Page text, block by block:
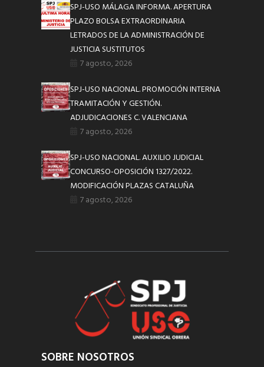
SPJ-USO MÁLAGA INFORMA. APERTURA
PLAZO BOLSA EXTRAORDINARIA
LETRADOS DE LA ADMINISTRACIÓN DE
JUSTICIA SUSTITUTOS
7 agosto, 2026
SPJ-USO NACIONAL. PROMOCIÓN INTERNA
TRAMITACIÓN Y GESTIÓN.
ADJUDICACIONES C. VALENCIANA
7 agosto, 2026
SPJ-USO NACIONAL. AUXILIO JUDICIAL
CONCURSO-OPOSICIÓN 1327/2022.
MODIFICACIÓN PLAZAS CATALUÑA
7 agosto, 2026
SOBRE NOSOTROS